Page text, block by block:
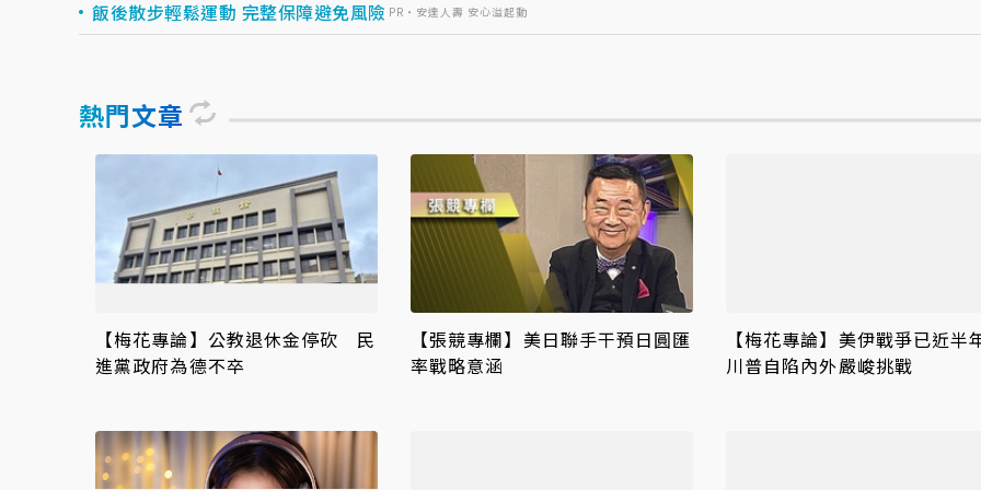
飯後散步輕鬆運動 完整保障避免風險 PR・安達人壽 安心溢起動
熱門文章
【梅花專論】公教退休金停砍 民
進黨政府為德不卒
【張競專欄】美日聯手干預日圓匯
率戰略意涵
【梅花專論】美伊戰爭已近
川普自陷內外嚴峻挑戰